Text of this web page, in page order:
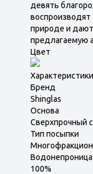
девять
воспроизводят
природе и
предлагаемую
Цвет
Характеристики
Бренд
Shinglas
Основа
Сверхпрочный
Тип посыпки
100%